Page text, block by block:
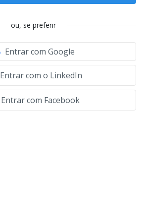
ou, se preferir
Entrar com Google
Entrar com o LinkedIn
Entrar com Facebook